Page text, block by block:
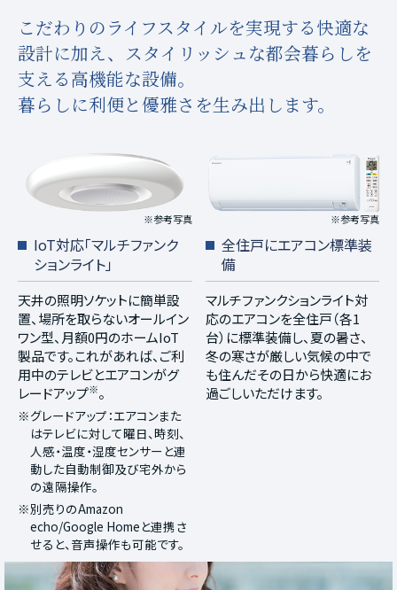
こだわりのライフスタイルを実現する快適な
設計に加え、 スタイリッシュな都会暮らしを
支える高機能な設備。
暮らしに利便と優雅さを生み出します。
※参考写真
IoT対応「マルチファンク
ションライト」
天井の照明ソケットに簡単設
置、場所を取らないオールイン
ワン型、月額0円のホームIoT
製品です。これがあれば、ご利
用中のテレビとエアコンがグ
レードアップ※。
※グレードアップ：エアコンまた
はテレビに対して曜日、時刻、
人感・温度・湿度センサーと連
動した自動制御及び宅外から
の遠隔操作。
※別売りのAmazon
echo/Google Homeと連携さ
せると、音声操作も可能です。
※参考写真
全住戸にエアコン標準装
備
マルチファンクションライト対
応のエアコンを全住戸（各1
台）に標準装備し、夏の暑さ、
冬の寒さが厳しい気候の中で
も住んだその日から快適にお
過ごしいただけます。